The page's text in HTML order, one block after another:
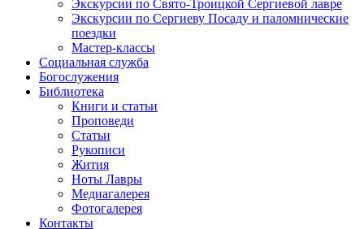
Экскурсии по Свято-Троицкой Сергиевой лавре
Экскурсии по Сергиеву Посаду и паломнические
поездки
Мастер-классы
Социальная служба
Богослужения
Библиотека
Книги и статьи
Проповеди
Статьи
Рукописи
Жития
Ноты Лавры
Медиагалерея
Фотогалерея
Контакты